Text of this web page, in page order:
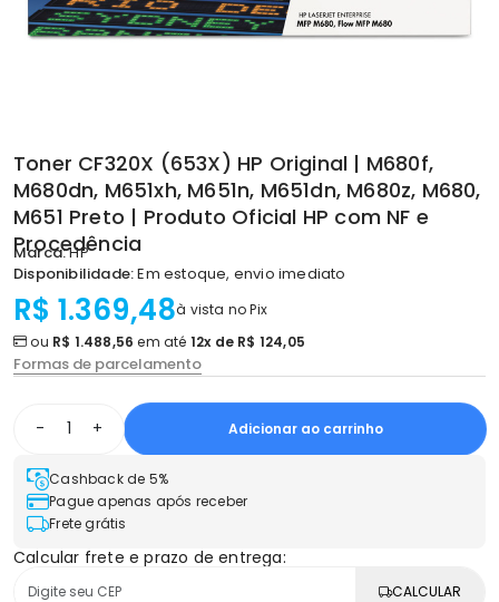
Toner CF320X (653X) HP Original | M680f,
M680dn, M651xh, M651n, M651dn, M680z, M680,
M651 Preto | Produto Oficial HP com NF e
Procedência
Marca:HP
Disponibilidade:Em estoque, envio imediato
R$ 1.369,48à vista no Pix
ou R$ 1.488,56 em até 12x de R$ 124,05
Formas de parcelamento
- + Adicionar ao carrinho
Cashback de 5%
Pague apenas após receber
Frete grátis
Calcular frete e prazo de entrega:
CALCULAR